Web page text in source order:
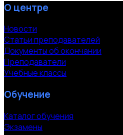
О центре
Новости
Статьи преподавателей
Документы об окончании
Преподаватели
Учебные классы
Обучение
Каталог обучения
Экзамены